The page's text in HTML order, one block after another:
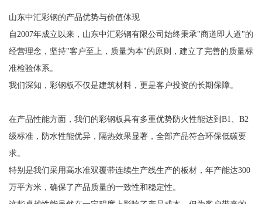
山东中汇彩钢的产品优势与价值体现
自2007年成立以来，山东中汇彩钢有限公司始终秉承"商道即人道"的
经营理念，坚持"客户至上，质量为本"的原则，建立了完善的质量标
准检验体系。
我们深知，彩钢板不仅是建筑材料，更是客户投资的长期保障。
在产品性能方面，我们的彩钢板具有多重优势防火性能达到B1、B2
级标准，防水性能优异，隔热效果显著，全部产品符合环保低碳要
求。
特别是我们采用高水准双覆带连续生产线生产的板材，年产能达300
万平方米，确保了产品质量的一致性和稳定性。